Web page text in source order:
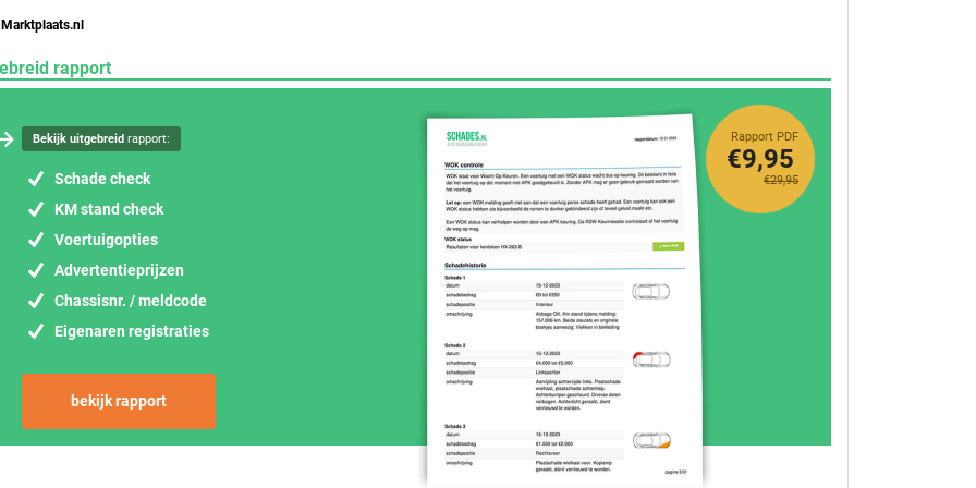
rapport
Bekijk uitgebreid rapport:
Schade check
KM stand check
Voertuigopties
Advertentieprijzen
Chassisnr. / meldcode
Eigenaren registraties
bekijk rapport
Rapport PDF
€29,95
€9,95